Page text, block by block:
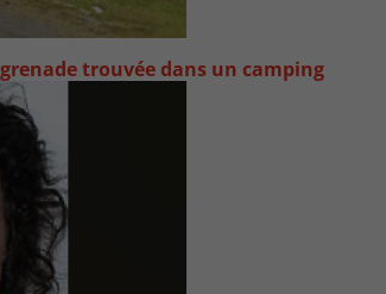
trouvée dans un camping